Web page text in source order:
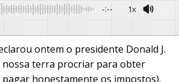
-:-- 1x
ontem o presidente Donald J.
nossa terra procriar para obter
honestamente os impostos).